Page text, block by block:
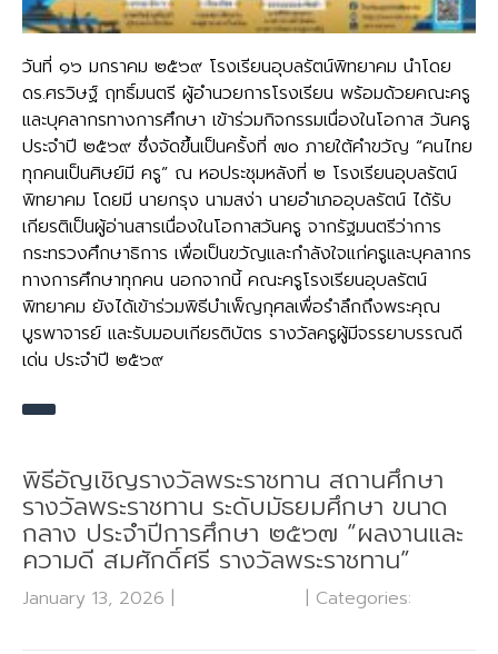
วันที่ ๑๖ มกราคม ๒๕๖๙ โรงเรียนอุบลรัตน์พิทยาคม นำโดย
ดร.ศรวิษฐ์ ฤทธิ์มนตรี ผู้อำนวยการโรงเรียน พร้อมด้วยคณะครู
และบุคลากรทางการศึกษา เข้าร่วมกิจกรรมเนื่องในโอกาส วันครู
ประจำปี ๒๕๖๙ ซึ่งจัดขึ้นเป็นครั้งที่ ๗๐ ภายใต้คำขวัญ “คนไทย
ทุกคนเป็นศิษย์มี ครู” ณ หอประชุมหลังที่ ๒ โรงเรียนอุบลรัตน์
พิทยาคม โดยมี นายกรุง นามสง่า นายอำเภออุบลรัตน์ ได้รับ
เกียรติเป็นผู้อ่านสารเนื่องในโอกาสวันครู จากรัฐมนตรีว่าการ
กระทรวงศึกษาธิการ เพื่อเป็นขวัญและกำลังใจแก่ครูและบุคลากร
ทางการศึกษาทุกคน นอกจากนี้ คณะครูโรงเรียนอุบลรัตน์
พิทยาคม ยังได้เข้าร่วมพิธีบำเพ็ญกุศลเพื่อรำลึกถึงพระคุณ
บูรพาจารย์ และรับมอบเกียรติบัตร รางวัลครูผู้มีจรรยาบรรณดี
เด่น ประจำปี ๒๕๖๙
พิธีอัญเชิญรางวัลพระราชทาน สถานศึกษา
รางวัลพระราชทาน ระดับมัธยมศึกษา ขนาด
กลาง ประจำปีการศึกษา ๒๕๖๗ “ผลงานและ
ความดี สมศักดิ์ศรี รางวัลพระราชทาน”
January 13, 2026 | | Categories: